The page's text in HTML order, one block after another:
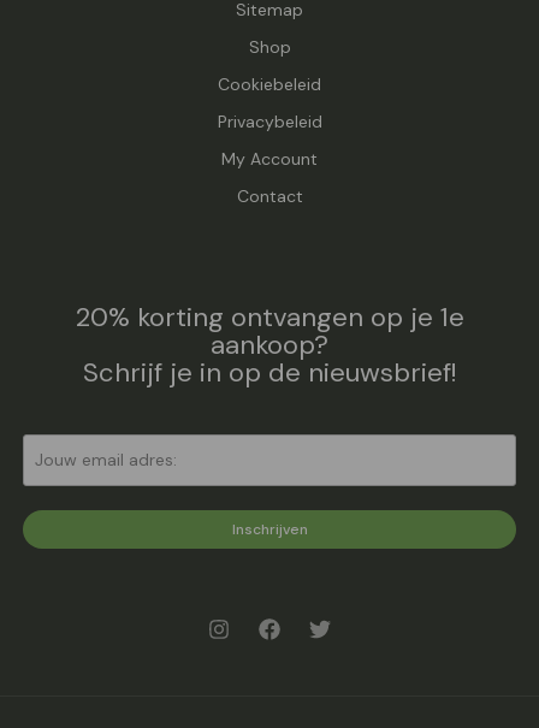
Sitemap
Shop
Cookiebeleid
Privacybeleid
My Account
Contact
20% korting ontvangen op je 1e
aankoop?
Schrijf je in op de nieuwsbrief!
Inschrijven